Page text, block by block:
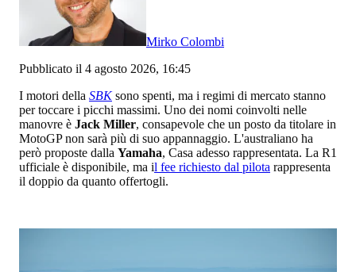
Mirko Colombi
Pubblicato il 4 agosto 2026, 16:45
I motori della SBK sono spenti, ma i regimi di mercato stanno
per toccare i picchi massimi. Uno dei nomi coinvolti nelle
manovre è Jack Miller, consapevole che un posto da titolare in
MotoGP non sarà più di suo appannaggio. L'australiano ha
però proposte dalla Yamaha, Casa adesso rappresentata. La R1
ufficiale è disponibile, ma il fee richiesto dal pilota rappresenta
il doppio da quanto offertogli.